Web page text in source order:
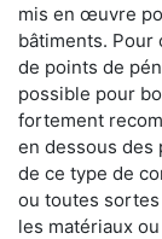
mis en œuvre
bâtiments. Pour
de points de
possible pour
fortement
en dessous des
de ce type de
ou toutes
les matériaux